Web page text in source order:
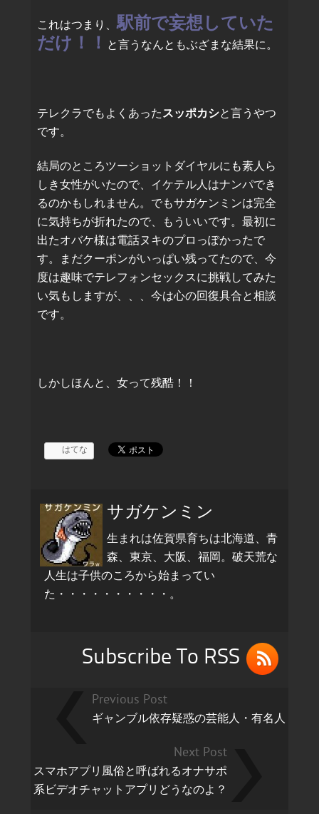
これはつまり、駅前で妄想していた
だけ！！
と言うなんともぶざまな結果に。
テレクラでもよくあった スッポカシと言うやつ
です。
結局のところツーショットダイヤルにも素人ら
しき女性がいたので、イケテル人はナンパでき
るのかもしれません。でもサガケンミンは完全
に気持ちが折れたので、もういいです。最初に
出たオバケ様は電話ヌキのプロっぽかったで
す。まだクーポンがいっぱい残ってたので、今
度は趣味でテレフォンセックスに挑戦してみた
い気もしますが、、、今は心の回復具合と相談
です。
しかしほんと、女って残酷！！
はてな
サガケンミン
生まれは佐賀県育ちは北海道、青
森、東京、大阪、福岡。破天荒な
人生は子供のころから始まってい
た・・・・・・・・・・。
Subscribe To RSS
Previous Post
ギャンブル依存疑惑の芸能人・有名人
Next Post
スマホアプリ風俗と呼ばれるオナサポ
系ビデオチャットアプリどうなのよ？